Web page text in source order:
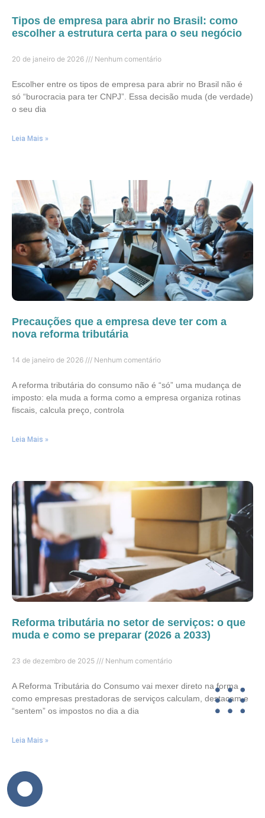
Tipos de empresa para abrir no Brasil: como
escolher a estrutura certa para o seu negócio
20 de janeiro de 2026 Nenhum comentário
Escolher entre os tipos de empresa para abrir no Brasil não é
só “burocracia para ter CNPJ”. Essa decisão muda (de verdade)
o seu dia
Leia Mais »
Precauções que a empresa deve ter com a
nova reforma tributária
14 de janeiro de 2026 Nenhum comentário
A reforma tributária do consumo não é “só” uma mudança de
imposto: ela muda a forma como a empresa organiza rotinas
fiscais, calcula preço, controla
Leia Mais »
Reforma tributária no setor de serviços: o que
muda e como se preparar (2026 a 2033)
23 de dezembro de 2025 Nenhum comentário
A Reforma Tributária do Consumo vai mexer direto na forma
como empresas prestadoras de serviços calculam, destacam e
“sentem” os impostos no dia a dia
Leia Mais »